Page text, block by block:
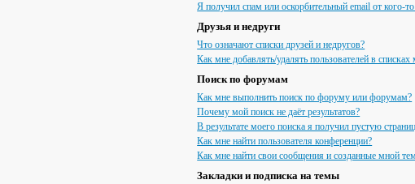
Я получил спам или оскорбительный email от кого-
Друзья и недруги
Что означают списки друзей и недругов?
Как мне добавлять/удалять пользователей в
Поиск по форумам
Как мне выполнить поиск по форуму или форумам?
Почему мой поиск не даёт результатов?
В результате моего поиска я получил пустую
Как мне найти пользователя конференции?
Как мне найти свои сообщения и созданные мной
Закладки и подписка на темы